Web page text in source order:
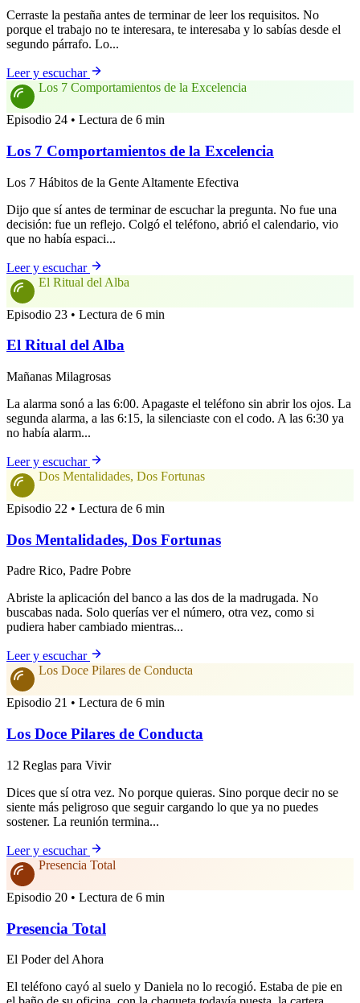
Cerraste la pestaña antes de terminar de leer los requisitos. No
porque el trabajo no te interesara, te interesaba y lo sabías desde el
segundo párrafo. Lo...
Leer y escuchar
Los 7 Comportamientos de la Excelencia
Episodio 24 • Lectura de 6 min
Los 7 Comportamientos de la Excelencia
Los 7 Hábitos de la Gente Altamente Efectiva
Dijo que sí antes de terminar de escuchar la pregunta. No fue una
decisión: fue un reflejo. Colgó el teléfono, abrió el calendario, vio
que no había espaci...
Leer y escuchar
El Ritual del Alba
Episodio 23 • Lectura de 6 min
El Ritual del Alba
Mañanas Milagrosas
La alarma sonó a las 6:00. Apagaste el teléfono sin abrir los ojos. La
segunda alarma, a las 6:15, la silenciaste con el codo. A las 6:30 ya
no había alarm...
Leer y escuchar
Dos Mentalidades, Dos Fortunas
Episodio 22 • Lectura de 6 min
Dos Mentalidades, Dos Fortunas
Padre Rico, Padre Pobre
Abriste la aplicación del banco a las dos de la madrugada. No
buscabas nada. Solo querías ver el número, otra vez, como si
pudiera haber cambiado mientras...
Leer y escuchar
Los Doce Pilares de Conducta
Episodio 21 • Lectura de 6 min
Los Doce Pilares de Conducta
12 Reglas para Vivir
Dices que sí otra vez. No porque quieras. Sino porque decir no se
siente más peligroso que seguir cargando lo que ya no puedes
sostener. La reunión termina...
Leer y escuchar
Presencia Total
Episodio 20 • Lectura de 6 min
Presencia Total
El Poder del Ahora
El teléfono cayó al suelo y Daniela no lo recogió. Estaba de pie en